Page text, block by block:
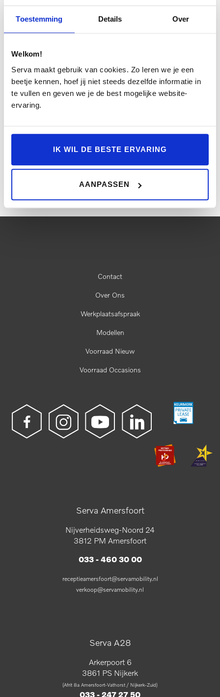
Toestemming Details Over
Welkom!
Serva maakt gebruik van cookies. Zo leren we je een
beetje kennen, hoef jij niet steeds dezelfde informatie in
te vullen en geven we je de best mogelijke website-
ervaring.
IK WIL DE BESTE ERVARING
AANPASSEN
Upload foto's
VERZENDEN
Contact
Over Ons
Werkplaatsafspraak
Modellen
Voorraad Nieuw
Voorraad Occasions
Serva Amersfoort
Nijverheidsweg-Noord 24
3812 PM Amersfoort
033 - 460 30 00
receptieamersfoort@servamobility.nl
verkoop@servamobility.nl
Serva A28
Arkerpoort 6
3861 PS Nijkerk
(Afrit 8a Amersfoort-Vathorst / Nijkerk-Zuid)
033 - 247 27 50